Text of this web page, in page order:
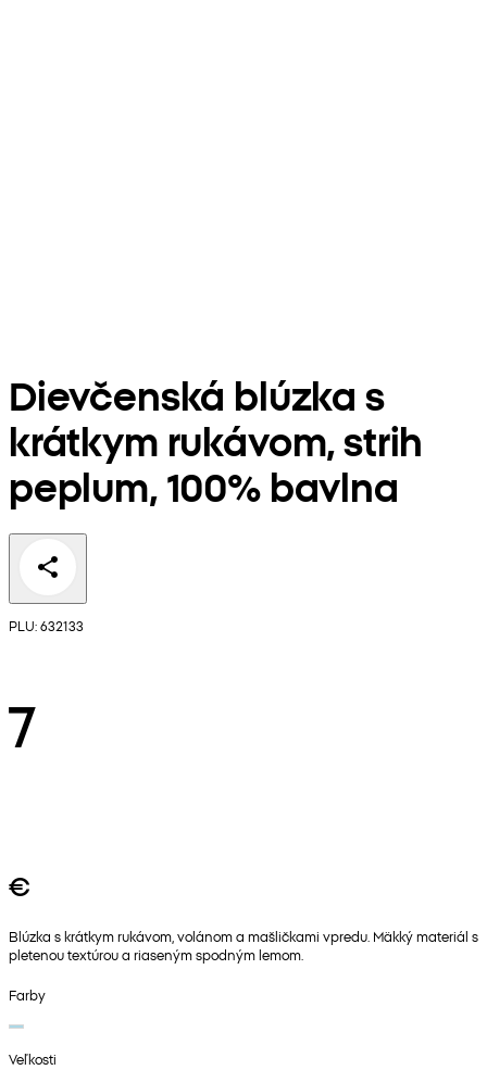
Dievčenská blúzka s
krátkym rukávom, strih
peplum, 100% bavlna
PLU: 632133
7
€
Blúzka s krátkym rukávom, volánom a mašličkami vpredu. Mäkký materiál s
pletenou textúrou a riaseným spodným lemom.
Farby
Veľkosti